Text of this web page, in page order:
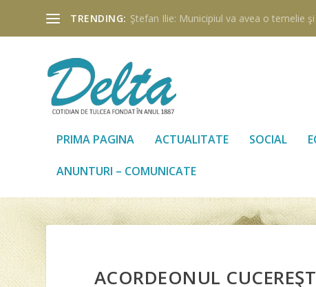
TRENDING: Ştefan Ilie: Municipiul va avea o temelie
PRIMA PAGINA ACTUALITATE SOCIAL
ANUNTURI – COMUNICATE
ACORDEONUL